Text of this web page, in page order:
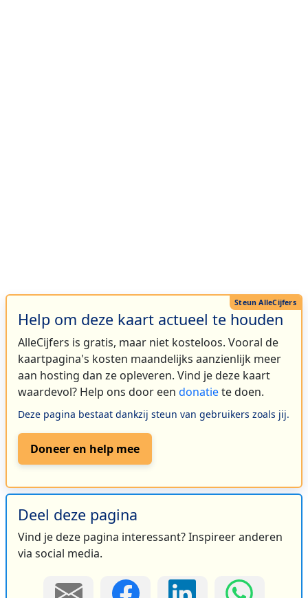
Help om deze kaart actueel te houden
AlleCijfers is gratis, maar niet kosteloos. Vooral de
kaartpagina's kosten maandelijks aanzienlijk meer
aan hosting dan ze opleveren. Vind je deze kaart
waardevol? Help ons door een donatiete doen.
Deze pagina bestaat dankzij steun van gebruikers zoals jij.
Doneer en help mee
Deel deze pagina
Vind je deze pagina interessant? Inspireer anderen
via social media.